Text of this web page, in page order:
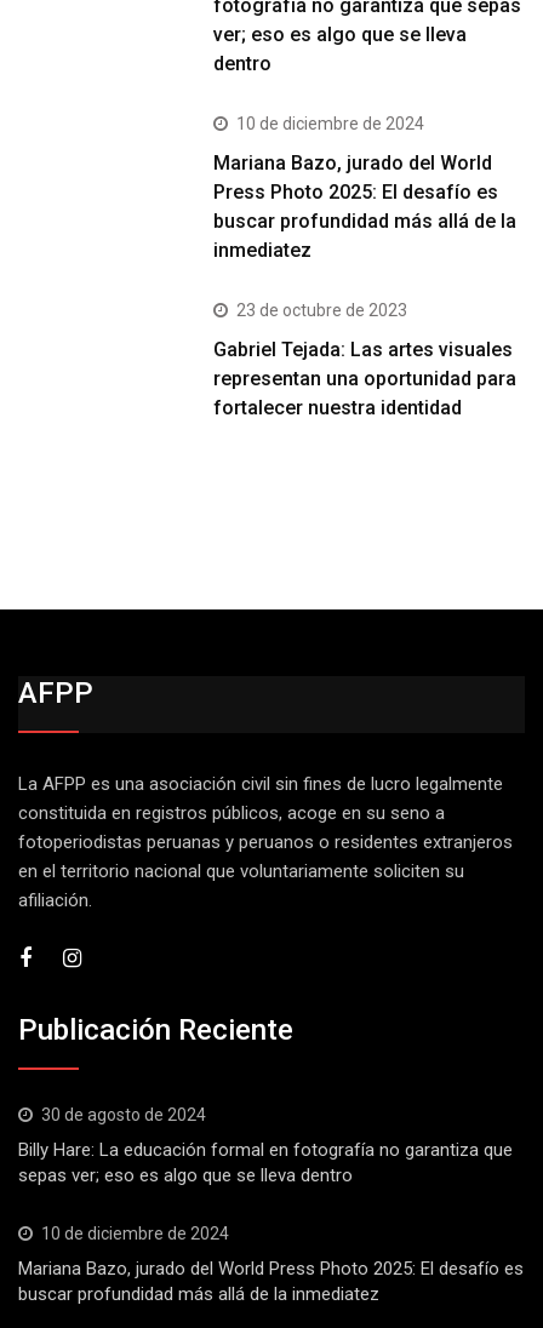
fotografía no garantiza que sepas
ver; eso es algo que se lleva
dentro
10 de diciembre de 2024
Mariana Bazo, jurado del World
Press Photo 2025: El desafío es
buscar profundidad más allá de la
inmediatez
23 de octubre de 2023
Gabriel Tejada: Las artes visuales
representan una oportunidad para
fortalecer nuestra identidad
AFPP
La AFPP es una asociación civil sin fines de lucro legalmente
constituida en registros públicos, acoge en su seno a
fotoperiodistas peruanas y peruanos o residentes extranjeros
en el territorio nacional que voluntariamente soliciten su
afiliación.
Publicación Reciente
30 de agosto de 2024
Billy Hare: La educación formal en fotografía no garantiza que
sepas ver; eso es algo que se lleva dentro
10 de diciembre de 2024
Mariana Bazo, jurado del World Press Photo 2025: El desafío es
buscar profundidad más allá de la inmediatez